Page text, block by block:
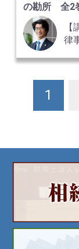
の勘所 全2
律
1